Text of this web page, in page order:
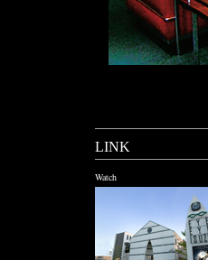
LINK
Watch